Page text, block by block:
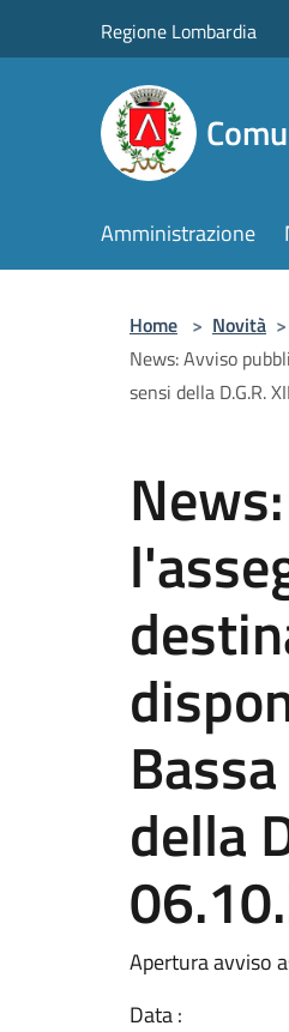
Regione Lombardia
Amministrazione
Home > Novità >
News: Avviso
sensi della D.G.R.
della
Apertura avviso
Data :